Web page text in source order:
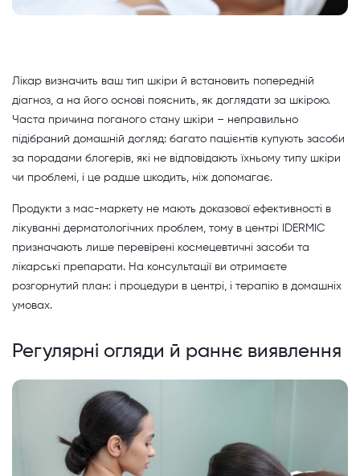
Лікар визначить ваш тип шкіри й встановить попередній
діагноз, а на його основі пояснить, як доглядати за шкірою.
Часта причина поганого стану шкіри – неправильно
підібраний домашній догляд: багато пацієнтів купують засоби
за порадами блогерів, які не відповідають їхньому типу шкіри
чи проблемі, і це радше шкодить, ніж допомагає.
Продукти з мас-маркету не мають доказової ефективності в
лікуванні дерматологічних проблем, тому в центрі IDERMIC
призначають лише перевірені космецевтичні засоби та
лікарські препарати. На консультації ви отримаєте
розгорнутий план: і процедури в центрі, і терапію в домашніх
умовах.
Регулярні огляди й раннє виявлення